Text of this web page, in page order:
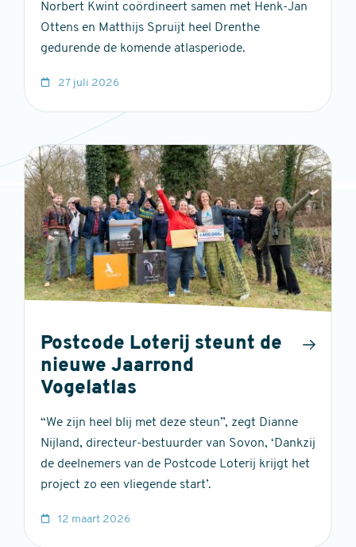
Norbert Kwint coördineert samen met Henk-Jan
Ottens en Matthijs Spruijt heel Drenthe
gedurende de komende atlasperiode.
27 juli 2026
Postcode Loterij steunt de
nieuwe Jaarrond
Vogelatlas
“We zijn heel blij met deze steun”, zegt Dianne
Nijland, directeur-bestuurder van Sovon, ‘Dankzij
de deelnemers van de Postcode Loterij krijgt het
project zo een vliegende start’.
12 maart 2026